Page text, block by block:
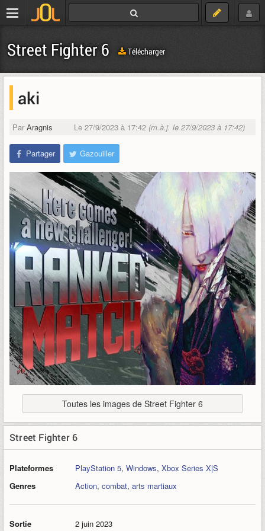
Street Fighter 6 Télécharger
aki
Par Aragnis Le 27/9/2023 à 17:42 (m.à.j. le 27/9/2023 à 17:42)
Partager Gazouiller
Toutes les images de Street Fighter 6
Street Fighter 6
Plateformes PlayStation 5, Windows, Xbox Series X|S
Genres
Action, combat, arts martiaux
Sortie 2 juin 2023